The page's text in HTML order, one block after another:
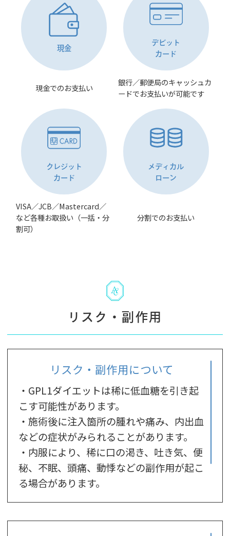
現金
現金でのお支払い
デビット
カード
銀行／郵便局のキャッシュカ
ードでお支払いが可能です
クレジット
カード
VISA／JCB／Mastercard／
など各種お取扱い（一括・分
割可）
メディカル
ローン
分割でのお支払い
リスク・副作用